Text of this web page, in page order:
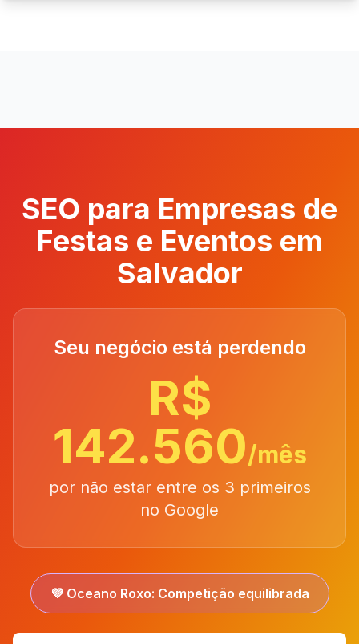
SEO para Empresas de
Festas e Eventos em
Salvador
Seu negócio está perdendo
R$
142.560/mês
por não estar entre os 3 primeiros
no Google
💜 Oceano Roxo: Competição equilibrada